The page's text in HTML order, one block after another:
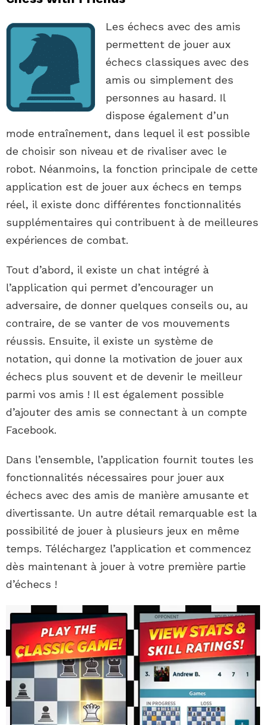
Les échecs avec des amis
permettent de jouer aux
échecs classiques avec des
amis ou simplement des
personnes au hasard. Il
dispose également d’un
mode entraînement, dans lequel il est possible
de choisir son niveau et de rivaliser avec le
robot. Néanmoins, la fonction principale de cette
application est de jouer aux échecs en temps
réel, il existe donc différentes fonctionnalités
supplémentaires qui contribuent à de meilleures
expériences de combat.
Tout d’abord, il existe un chat intégré à
l’application qui permet d’encourager un
adversaire, de donner quelques conseils ou, au
contraire, de se vanter de vos mouvements
réussis. Ensuite, il existe un système de
notation, qui donne la motivation de jouer aux
échecs plus souvent et de devenir le meilleur
parmi vos amis ! Il est également possible
d’ajouter des amis se connectant à un compte
Facebook.
Dans l’ensemble, l’application fournit toutes les
fonctionnalités nécessaires pour jouer aux
échecs avec des amis de manière amusante et
divertissante. Un autre détail remarquable est la
possibilité de jouer à plusieurs jeux en même
temps. Téléchargez l’application et commencez
dès maintenant à jouer à votre première partie
d’échecs !